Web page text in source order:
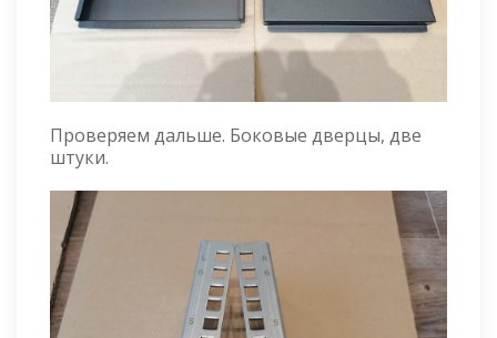
Проверяем дальше. Боковые дверцы, две
штуки.